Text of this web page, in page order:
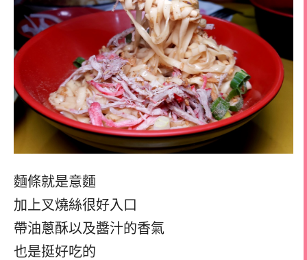
麵條就是意麵
加上叉燒絲很好入口
帶油蔥酥以及醬汁的香氣
也是挺好吃的